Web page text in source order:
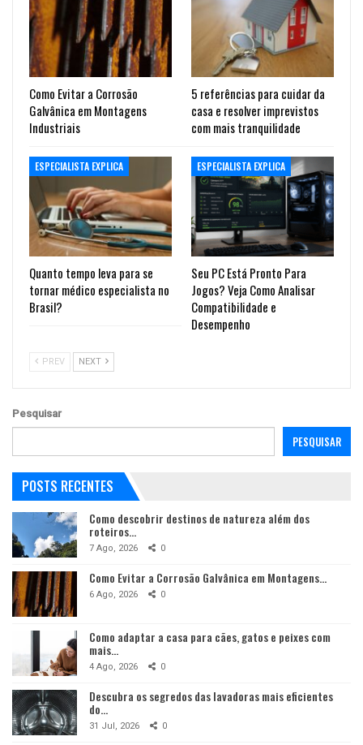
Como Evitar a Corrosão
Galvânica em Montagens
Industriais
5 referências para cuidar da
casa e resolver imprevistos
com mais tranquilidade
ESPECIALISTA EXPLICA
Quanto tempo leva para se
tornar médico especialista no
Brasil?
ESPECIALISTA EXPLICA
Seu PC Está Pronto Para
Jogos? Veja Como Analisar
Compatibilidade e
Desempenho
PREV NEXT
Pesquisar
PESQUISAR
POSTS RECENTES
Como descobrir destinos de natureza além dos
roteiros…
7 Ago, 2026 0
Como Evitar a Corrosão Galvânica em Montagens…
6 Ago, 2026 0
Como adaptar a casa para cães, gatos e peixes com
mais…
4 Ago, 2026 0
Descubra os segredos das lavadoras mais eficientes
do…
31 Jul, 2026 0